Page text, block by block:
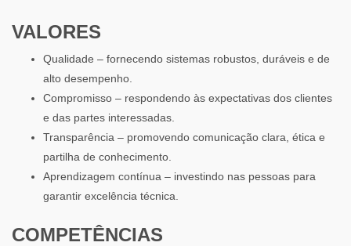
VALORES
Qualidade – fornecendo sistemas robustos, duráveis e de
alto desempenho.
Compromisso – respondendo às expectativas dos clientes
e das partes interessadas.
Transparência – promovendo comunicação clara, ética e
partilha de conhecimento.
Aprendizagem contínua – investindo nas pessoas para
garantir excelência técnica.
COMPETÊNCIAS